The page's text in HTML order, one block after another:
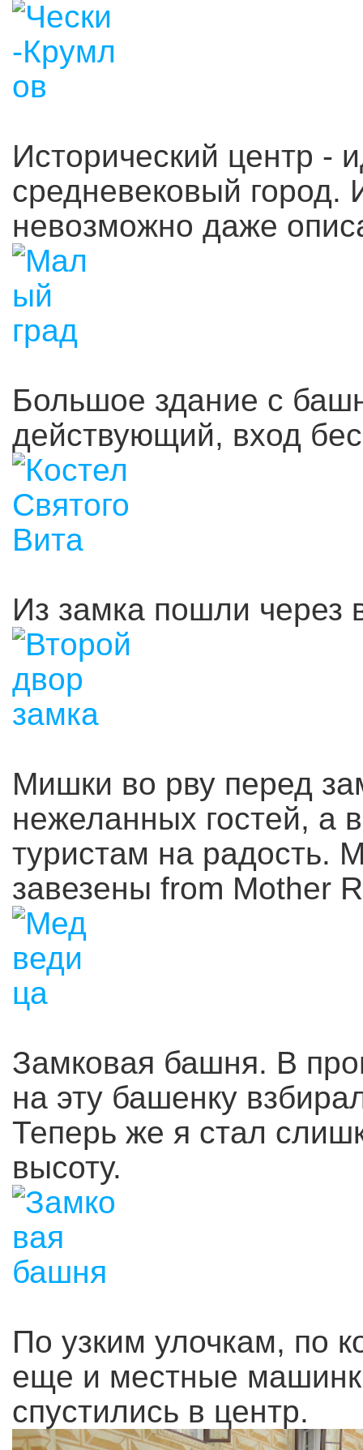
Исторический центр -
средневековый город.
невозможно даже
Большое здание с
действующий, вход
Из замка пошли через
Мишки во рву перед
нежеланных гостей, а
туристам на радость.
завезены from Mother
Замковая башня. В
на эту башенку
Теперь же я стал
высоту.
По узким улочкам, по
еще и местные
спустились в центр.